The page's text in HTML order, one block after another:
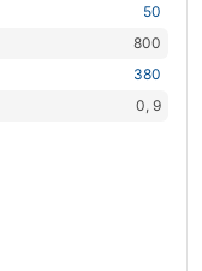
50
800
380
0, 9